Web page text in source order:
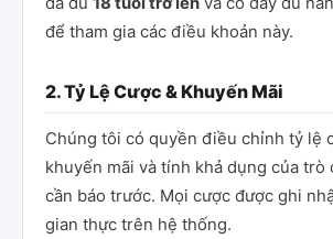
để tham gia các điều khoản này.
2. Tỷ Lệ Cược & Khuyến Mãi
Chúng tôi có quyền điều chỉnh tỷ lệ
khuyến mãi và tính khả dụng của trò
cần báo trước. Mọi cược được ghi
gian thực trên hệ thống.